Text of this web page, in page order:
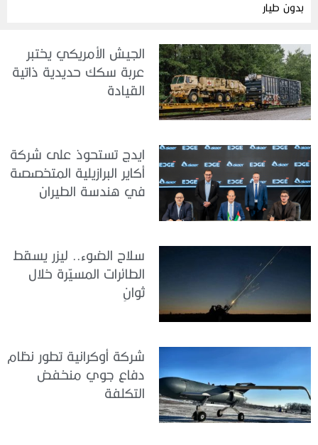
بدون طيار
الجيش الأمريكي يختبر
عربة سكك حديدية ذاتية
القيادة
ايدج تستحوذ على شركة
أكاير البرازيلية المتخصصة
في هندسة الطيران
سلاح الضوء.. ليزر يسقط
الطائرات المسيّرة خلال
ثوانٍ
شركة أوكرانية تطور نظام
دفاع جوي منخفض
التكلفة